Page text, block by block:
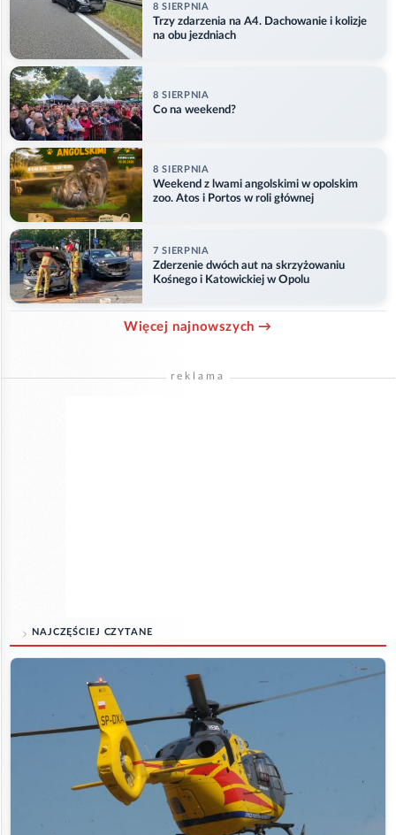
8 SIERPNIA
Trzy zdarzenia na A4. Dachowanie i kolizje
na obu jezdniach
8 SIERPNIA
Co na weekend?
8 SIERPNIA
Weekend z lwami angolskimi w opolskim
zoo. Atos i Portos w roli głównej
7 SIERPNIA
Zderzenie dwóch aut na skrzyżowaniu
Kośnego i Katowickiej w Opolu
Więcej najnowszych →
reklama
NAJCZĘŚCIEJ CZYTANE